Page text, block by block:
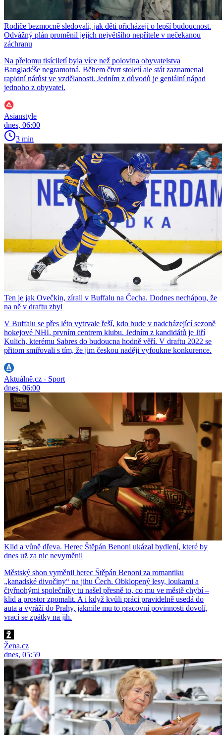
Rodiče bezmocně sledovali, jak děti přicházejí o lepší budoucnost.
Odvážný plán proměnil jejich největšího nepřítele v nečekanou
záchranu
Na přelomu tisíciletí byla více než polovina obyvatelstva
Bangladéše negramotná. Během čtvrt století ale stát zaznamenal
rapidní nárůst ve vzdělanosti. Jedním z důvodů je geniální nápad
jednoho z obyvatel.
Asianstyle
dnes, 06:00
3 min
Ten je jak Ovečkin, zírali v Buffalu na Čecha. Dodnes nechápou, že
na ně v draftu zbyl
V Buffalu se přes léto vytrvale řeší, kdo bude v nadcházející sezoně
hokejové NHL prvním centrem klubu. Jedním z kandidátů je Jiří
Kulich, kterému Sabres do budoucna hodně věří. V draftu 2022 se
přitom smiřovali s tím, že jim českou naději vyfoukne konkurence.
Aktuálně.cz - Sport
dnes, 06:00
Klid a vůně dřeva. Herec Štěpán Benoni ukázal bydlení, které by
dnes už za nic nevyměnil
Městský shon vyměnil herec Štěpán Benoni za romantiku
„kanadské divočiny“ na jihu Čech. Obklopený lesy, loukami a
čtyřnohými společníky tu našel přesně to, co mu ve městě chybí –
klid a prostor zpomalit. A i když kvůli práci pravidelně usedá do
auta a vyráží do Prahy, jakmile mu to pracovní povinnosti dovolí,
vrací se zpátky na jih.
Žena.cz
dnes, 05:59